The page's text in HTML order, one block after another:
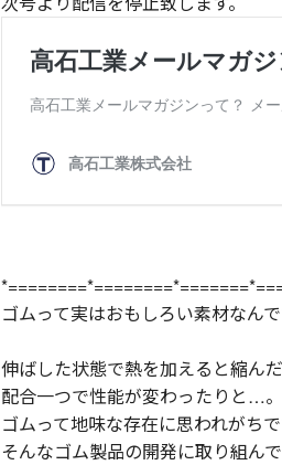
ゴムって実はおもしろい素材なんで
伸ばした状態で熱を加えると縮ん
配合一つで性能が変わったりと…。
ゴムって地味な存在に思われがち
そんなゴム製品の開発に取り組ん